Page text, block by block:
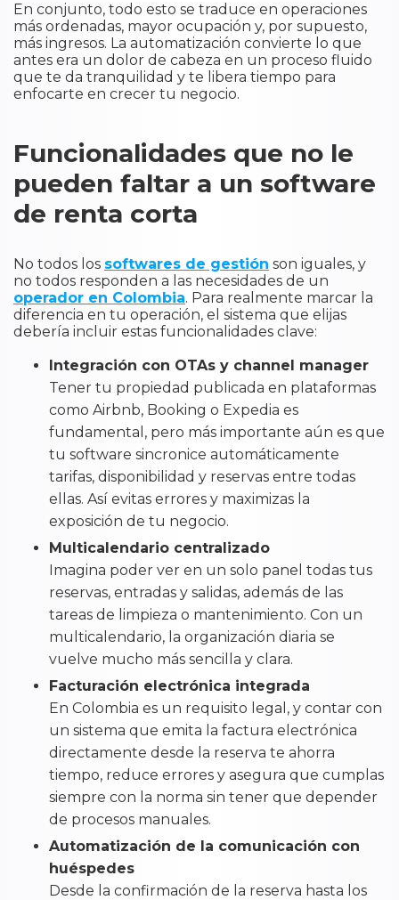
En conjunto, todo esto se traduce en operaciones
más ordenadas, mayor ocupación y, por supuesto,
más ingresos. La automatización convierte lo que
antes era un dolor de cabeza en un proceso fluido
que te da tranquilidad y te libera tiempo para
enfocarte en crecer tu negocio.
Funcionalidades que no le
pueden faltar a un software
de renta corta
No todos los softwares de gestión son iguales, y
no todos responden a las necesidades de un
operador en Colombia. Para realmente marcar la
diferencia en tu operación, el sistema que elijas
debería incluir estas funcionalidades clave:
Integración con OTAs y channel manager
Tener tu propiedad publicada en plataformas
como Airbnb, Booking o Expedia es
fundamental, pero más importante aún es que
tu software sincronice automáticamente
tarifas, disponibilidad y reservas entre todas
ellas. Así evitas errores y maximizas la
exposición de tu negocio.
Multicalendario centralizado
Imagina poder ver en un solo panel todas tus
reservas, entradas y salidas, además de las
tareas de limpieza o mantenimiento. Con un
multicalendario, la organización diaria se
vuelve mucho más sencilla y clara.
Facturación electrónica integrada
En Colombia es un requisito legal, y contar con
un sistema que emita la factura electrónica
directamente desde la reserva te ahorra
tiempo, reduce errores y asegura que cumplas
siempre con la norma sin tener que depender
de procesos manuales.
Automatización de la comunicación con
huéspedes
Desde la confirmación de la reserva hasta los